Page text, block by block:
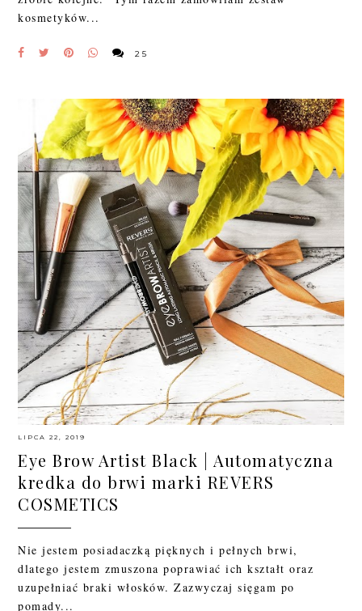
kosmetyków...
25
LIPCA 22, 2019
Eye Brow Artist Black | Automatyczna
kredka do brwi marki REVERS
COSMETICS
Nie jestem posiadaczką pięknych i pełnych brwi,
dlatego jestem zmuszona poprawiać ich kształt oraz
uzupełniać braki włosków. Zazwyczaj sięgam po
pomady...